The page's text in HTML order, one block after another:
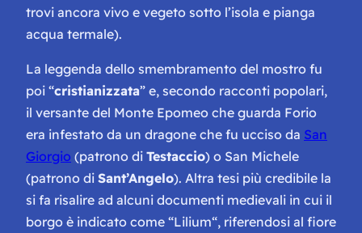
trovi ancora vivo e vegeto sotto l’isola e pianga
acqua termale).
La leggenda dello smembramento del mostro fu
poi “cristianizzata” e, secondo racconti popolari,
il versante del Monte Epomeo che guarda Forio
era infestato da un dragone che fu ucciso da San
Giorgio (patrono di Testaccio) o San Michele
(patrono di Sant’Angelo). Altra tesi più credibile la
si fa risalire ad alcuni documenti medievali in cui il
borgo è indicato come “Lilium“, riferendosi al fiore